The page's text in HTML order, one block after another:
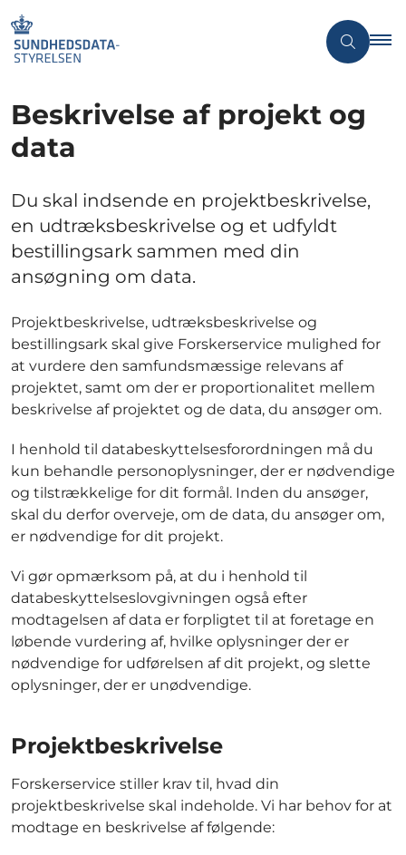
Beskrivelse af projekt og
data
Du skal indsende en projektbeskrivelse,
en udtræksbeskrivelse og et udfyldt
bestillingsark sammen med din
ansøgning om data.
Projektbeskrivelse, udtræksbeskrivelse og
bestillingsark skal give Forskerservice mulighed for
at vurdere den samfundsmæssige relevans af
projektet, samt om der er proportionalitet mellem
beskrivelse af projektet og de data, du ansøger om.
I henhold til databeskyttelsesforordningen må du
kun behandle personoplysninger, der er nødvendige
og tilstrækkelige for dit formål. Inden du ansøger,
skal du derfor overveje, om de data, du ansøger om,
er nødvendige for dit projekt.
Vi gør opmærksom på, at du i henhold til
databeskyttelseslovgivningen også efter
modtagelsen af data er forpligtet til at foretage en
løbende vurdering af, hvilke oplysninger der er
nødvendige for udførelsen af dit projekt, og slette
oplysninger, der er unødvendige.
Projektbeskrivelse
Forskerservice stiller krav til, hvad din
projektbeskrivelse skal indeholde. Vi har behov for at
modtage en beskrivelse af følgende: